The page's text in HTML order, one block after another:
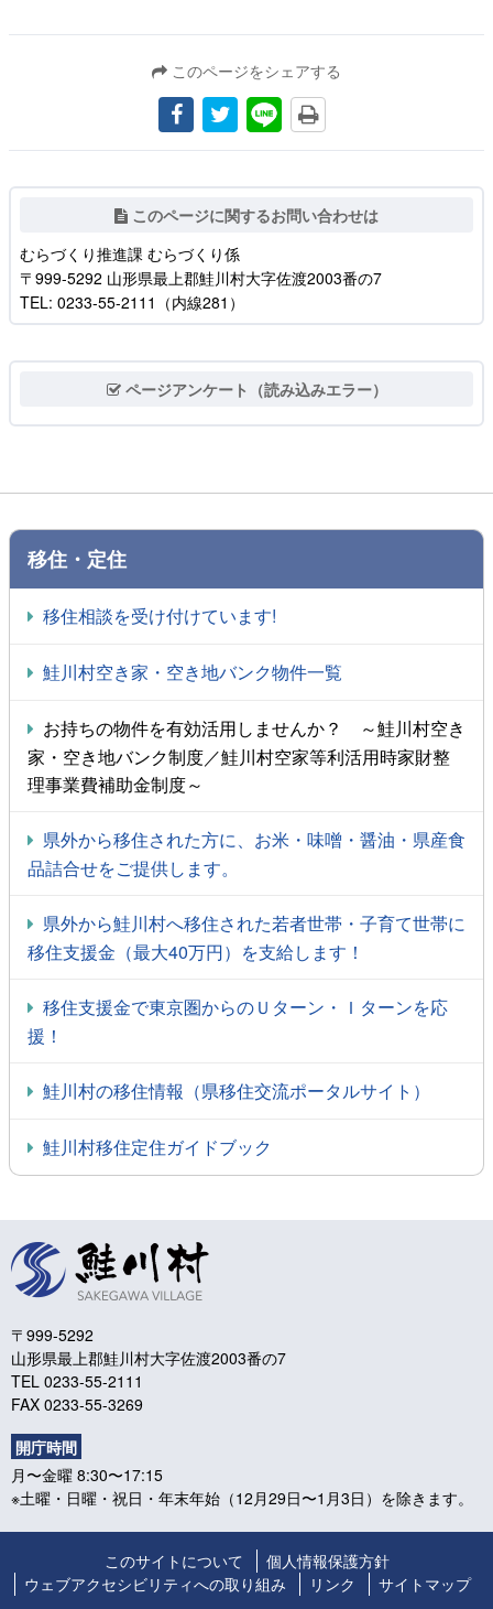
このページをシェアする
このページに関するお問い合わせは
むらづくり推進課 むらづくり係
〒999-5292 山形県最上郡鮭川村大字佐渡2003番の7
TEL: 0233-55-2111（内線281）
ページアンケート（読み込みエラー）
移住・定住
移住相談を受け付けています!
鮭川村空き家・空き地バンク物件一覧
お持ちの物件を有効活用しませんか？ ～鮭川村空き
家・空き地バンク制度／鮭川村空家等利活用時家財整
理事業費補助金制度～
県外から移住された方に、お米・味噌・醤油・県産食
品詰合せをご提供します。
県外から鮭川村へ移住された若者世帯・子育て世帯に
移住支援金（最大40万円）を支給します！
移住支援金で東京圏からのＵターン・Ｉターンを応
援！
鮭川村の移住情報（県移住交流ポータルサイト）
鮭川村移住定住ガイドブック
〒999-5292
山形県最上郡鮭川村大字佐渡2003番の7
TEL 0233-55-2111
FAX 0233-55-3269
開庁時間
月〜金曜 8:30〜17:15
※土曜・日曜・祝日・年末年始（12月29日〜1月3日）を除きます。
このサイトについて
個人情報保護方針
ウェブアクセシビリティへの取り組み
リンク
サイトマップ